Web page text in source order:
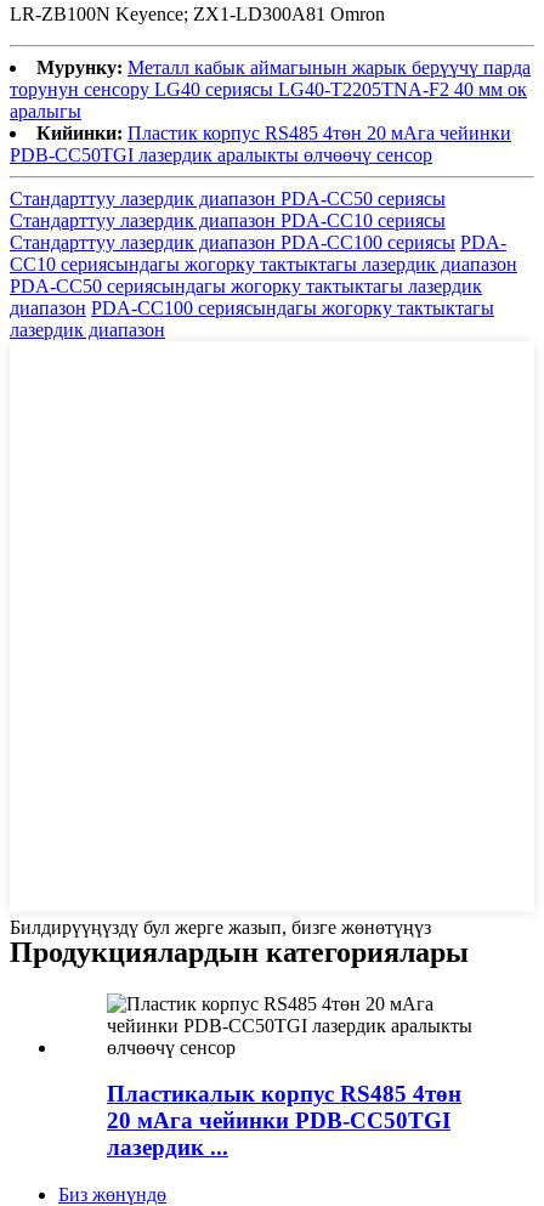
LR-ZB100N Keyence; ZX1-LD300A81 Omron
Мурунку: Металл кабык аймагынын жарык берүүчү парда
торунун сенсору LG40 сериясы LG40-T2205TNA-F2 40 мм ок
аралыгы
Кийинки: Пластик корпус RS485 4төн 20 мАга чейинки
PDB-CC50TGI лазердик аралыкты өлчөөчү сенсор
Стандарттуу лазердик диапазон PDA-CC50 сериясы
Стандарттуу лазердик диапазон PDA-CC10 сериясы
Стандарттуу лазердик диапазон PDA-CC100 сериясы PDA-
CC10 сериясындагы жогорку тактыктагы лазердик диапазон
PDA-CC50 сериясындагы жогорку тактыктагы лазердик
диапазон PDA-CC100 сериясындагы жогорку тактыктагы
лазердик диапазон
Билдирүүңүздү бул жерге жазып, бизге жөнөтүңүз
Продукциялардын категориялары
Пластикалык корпус RS485 4төн
20 мАга чейинки PDB-CC50TGI
лазердик ...
Биз жөнүндө